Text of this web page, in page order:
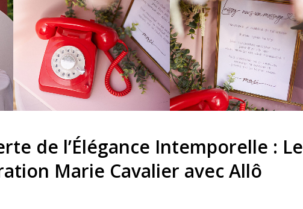
de l’Élégance Intemporelle : Le
Marie Cavalier avec Allô